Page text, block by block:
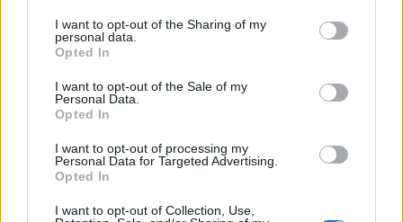
I want to opt-out of the Sharing of my
personal data.
Opted In
I want to opt-out of the Sale of my
Personal Data.
Opted In
I want to opt-out of processing my
Personal Data for Targeted Advertising.
Opted In
I want to opt-out of Collection, Use,
Sorodno
Več iz kategorije Družba
Zavod4 in Zavod za turizem Šaleške
zijalke
8. avgust 2026